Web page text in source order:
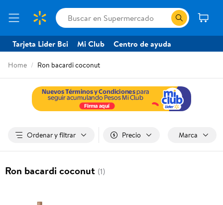
Tarjeta Lider Bci Mi Club Centro de ayuda
Home Ron bacardi coconut
Ordenar y filtrar Precio Marca
Ron bacardi coconut (1)